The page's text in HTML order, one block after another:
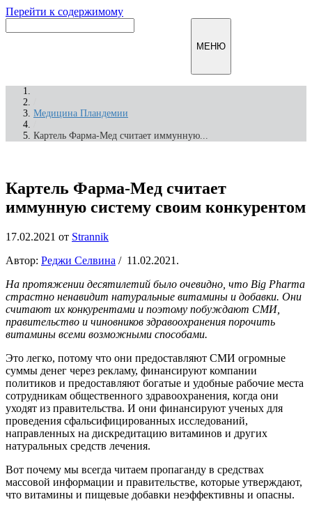
Перейти к содержимому
МЕНЮ
Медицина Пландемии
Картель Фарма-Мед считает иммунную...
Картель Фарма-Мед считает
иммунную систему своим конкурентом
17.02.2021 от Strannik
Автор: Реджи Селвина / 11.02.2021.
На протяжении десятилетий было очевидно, что Big Pharma
страстно ненавидит натуральные витамины и добавки. Они
считают их конкурентами и поэтому побуждают СМИ,
правительство и чиновников здравоохранения порочить
витамины всеми возможными способами.
Это легко, потому что они предоставляют СМИ огромные
суммы денег через рекламу, финансируют компании
политиков и предоставляют богатые и удобные рабочие места
сотрудникам общественного здравоохранения, когда они
уходят из правительства. И они финансируют ученых для
проведения сфальсифицированных исследований,
направленных на дискредитацию витаминов и других
натуральных средств лечения.
Вот почему мы всегда читаем пропаганду в средствах
массовой информации и правительстве, которые утверждают,
что витамины и пищевые добавки неэффективны и опасны.